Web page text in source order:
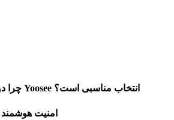
چرا دوربین چرخشی هوشمند Yoosee انتخاب مناسبی است؟
امنیت